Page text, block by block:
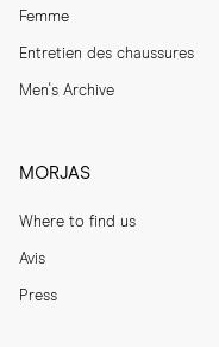
Femme
Entretien des chaussures
Men's Archive
MORJAS
Where to find us
Avis
Press